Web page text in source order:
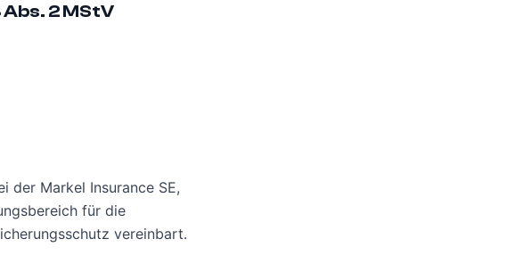
2 MStV
der Markel Insurance SE,
für die
vereinbart.